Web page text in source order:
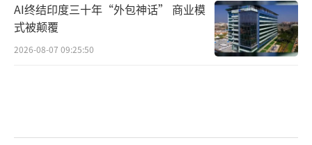
AI终结印度三十年“外包神话” 商业模
式被颠覆
2026-08-07 09:25:50